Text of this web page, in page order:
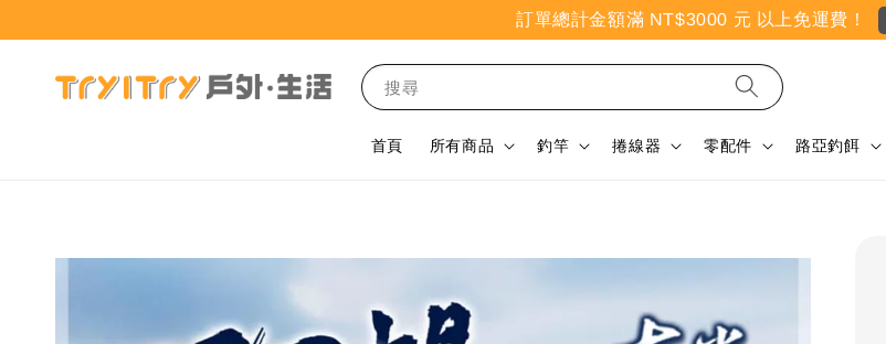
訂單總計金額滿 NT$3000 元 以上免運費！
搜尋
首頁 所有商品 釣竿 捲線器 零配件 路亞釣餌